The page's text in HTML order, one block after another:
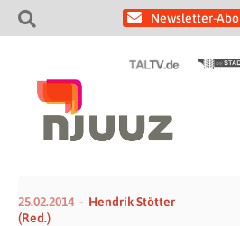
Newsletter-Abo
25.02.2014
Hendrik Stötter
(Red.)